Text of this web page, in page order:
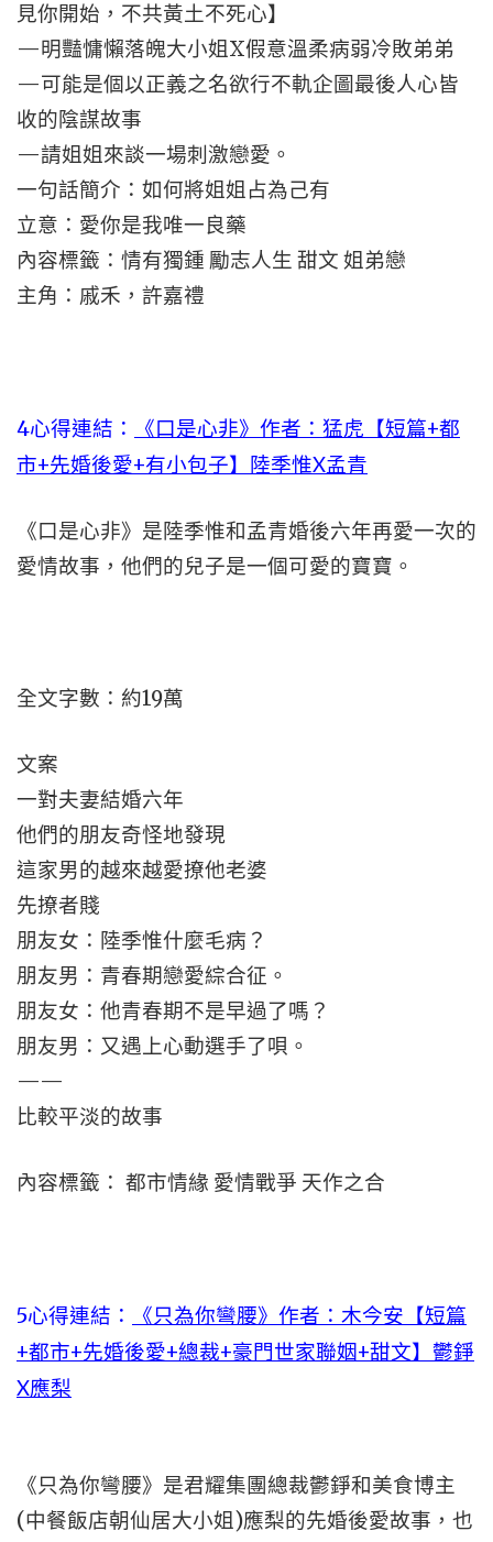
見你開始，不共黃土不死心】
—明豔慵懶落魄大小姐X假意溫柔病弱冷敗弟弟
—可能是個以正義之名欲行不軌企圖最後人心皆
收的陰謀故事
—請姐姐來談一場刺激戀愛。
一句話簡介：如何將姐姐占為己有
立意：愛你是我唯一良藥
內容標籤：情有獨鍾 勵志人生 甜文 姐弟戀
主角：戚禾，許嘉禮
4心得連結：
《口是心非》作者：猛虎【短篇+都
市+先婚後愛+有小包子】陸季惟X孟青
《口是心非》是陸季惟和孟青婚後六年再愛一次的
愛情故事，他們的兒子是一個可愛的寶寶。
全文字數：約19萬
文案
一對夫妻結婚六年
他們的朋友奇怪地發現
這家男的越來越愛撩他老婆
先撩者賤
朋友女：陸季惟什麼毛病？
朋友男：青春期戀愛綜合征。
朋友女：他青春期不是早過了嗎？
朋友男：又遇上心動選手了唄。
——
比較平淡的故事
內容標籤： 都市情緣 愛情戰爭 天作之合
5心得連結：
《只為你彎腰》作者：木今安【短篇
+都市+先婚後愛+總裁+豪門世家聯姻+甜文】鬱錚
X應梨
《只為你彎腰》是君耀集團總裁鬱錚和美食博主
(中餐飯店朝仙居大小姐)應梨的先婚後愛故事，也